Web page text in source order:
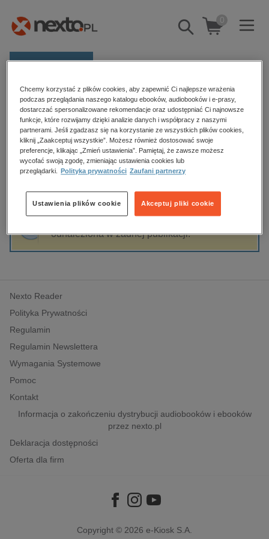
Pokaż/schowaj
wyszukiwarkę
0
E-prasa
Kategorie
Zobacz wszystkie E-prasa
budownictwo, aranżacja wnętrz
biznesowe, branżowe, gospodarka
edukacja
hobby, sport, rozrywka
komputery, internet, technologie, informatyka
polityka, społeczno-informacyjne
psychologiczne
inne
popularno-naukowe
historia
Strona główna Anna Kapczyńska
Anna Kapczyńska
Sortowanie Filtrowanie
odnaleziona w żadnej publikacji.
Nexto Reader
Polityka Prywatności
Regulamin
Regulamin Newslettera
Wymagania Systemowe
Pomoc
Kontakt
Informacja o zakończeniu dystrybucji audiobooków i ebooków
przez nexto.pl
Deklaracja dostępności
Oferta dla firm
Copyright © 2026 e-Kiosk S.A.
Chcemy korzystać z plików cookies, aby zapewnić Ci najlepsze wrażenia
podczas przeglądania naszego katalogu ebooków, audiobooków i e-prasy,
dostarczać spersonalizowane rekomendacje oraz udostępniać Ci najnowsze
funkcje, które rozwijamy dzięki analizie danych i współpracy z naszymi
partnerami. Jeśli zgadzasz się na korzystanie ze wszystkich plików cookies,
kliknij „Zaakceptuj wszystkie”. Możesz również dostosować swoje
preferencje, klikając „Zmień ustawienia”. Pamiętaj, że zawsze możesz
wycofać swoją zgodę, zmieniając ustawienia cookies lub
przeglądarki.
Polityka prywatności Zaufani partnerzy
Akceptuj pliki cookie
Ustawienia plików cookie